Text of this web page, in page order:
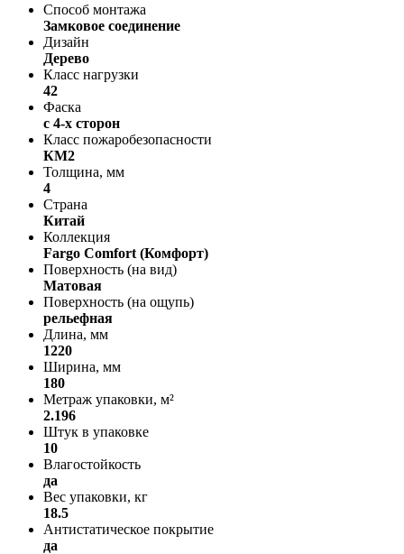
Способ монтажа
Замковое соединение
Дизайн
Дерево
Класс нагрузки
42
Фаска
с 4-х сторон
Класс пожаробезопасности
КМ2
Толщина, мм
4
Страна
Китай
Коллекция
Fargo Comfort (Комфорт)
Поверхность (на вид)
Матовая
Поверхность (на ощупь)
рельефная
Длина, мм
1220
Ширина, мм
180
Метраж упаковки, м²
2.196
Штук в упаковке
10
Влагостойкость
да
Вес упаковки, кг
18.5
Антистатическое покрытие
да